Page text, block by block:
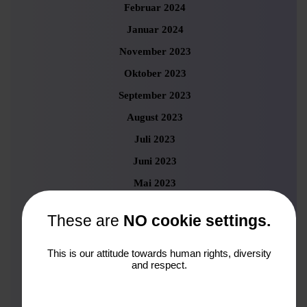
Februar 2024
Januar 2024
November 2023
Oktober 2023
September 2023
August 2023
Juli 2023
Juni 2023
Mai 2023
März 2023
Februar 2023
Januar 2023
These are NO cookie settings.
This is our attitude towards human rights, diversity
and respect.